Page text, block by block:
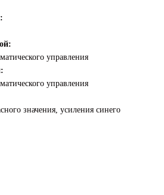
управления
управления
значения, усиления синего